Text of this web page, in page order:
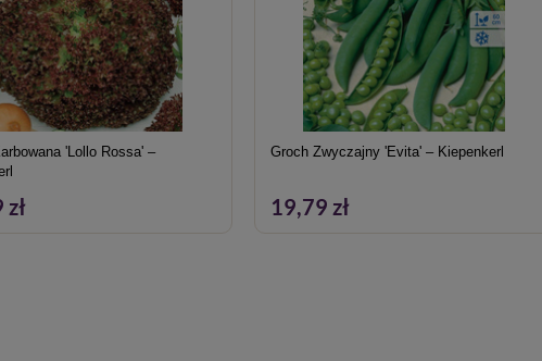
'Lollo Rossa' –
zł
Groch Zwyczajny 'Evita' – Kiepenkerl
19,79 zł